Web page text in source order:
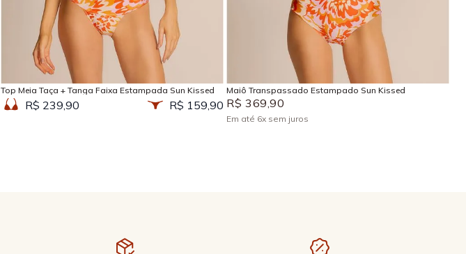
Adicionar na sacola
Top Meia Taça + Tanga Faixa Estampada Sun Kissed
R$ 239,90 R$ 159,90
M G GG
Adicionar na sacola
Maiô Transpassado Estampado Sun Kissed
R$ 369 ,90
Em até 6x sem juros